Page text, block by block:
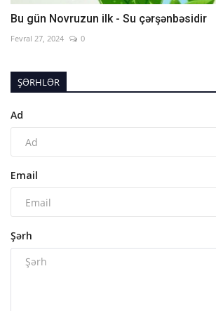
Bu gün Novruzun ilk - Su çərşənbəsidir
Fevral 27, 2024 0
ŞƏRHLƏR
Ad
Email
Şərh